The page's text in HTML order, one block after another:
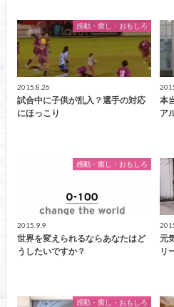
感動・癒し・おもしろ
2015.8.26
試合中に子供が乱入？選手の対応
にほっこり
本
ア
感動・癒し・おもしろ
2015.9.9
世界を変えられるならあなたはど
うしたいですか？
元
リ
感動・癒し・おもしろ